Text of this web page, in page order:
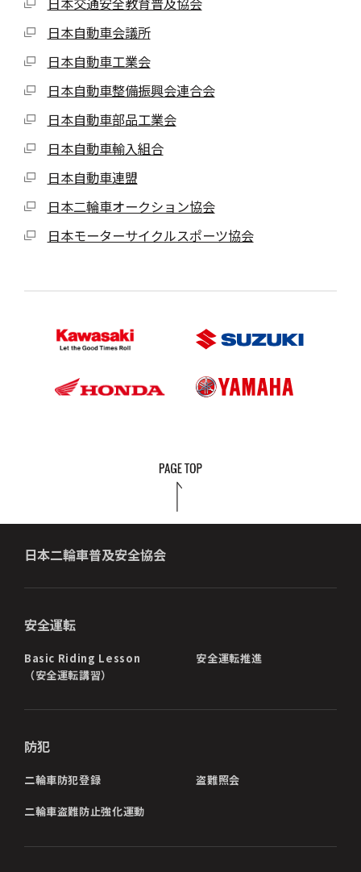
日本自動車会議所
日本自動車工業会
日本自動車整備振興会連合会
日本自動車部品工業会
日本自動車輸入組合
日本自動車連盟
日本二輪車オークション協会
日本モーターサイクルスポーツ協会
日本二輪車普及安全協会
安全運転
Basic Riding Lesson
（安全運転講習）
安全運転推進
防犯
二輪車防犯登録 盗難照会
二輪車盗難防止強化運動